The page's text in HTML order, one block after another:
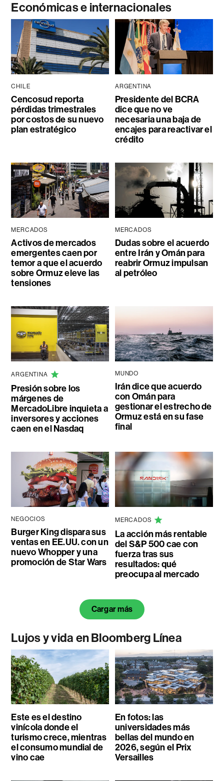
Económicas e internacionales
CHILE
Cencosud reporta
pérdidas trimestrales
por costos de su nuevo
plan estratégico
ARGENTINA
Presidente del BCRA
dice que no ve
necesaria una baja de
encajes para reactivar el
crédito
MERCADOS
Activos de mercados
emergentes caen por
temor a que el acuerdo
sobre Ormuz eleve las
tensiones
MERCADOS
Dudas sobre el acuerdo
entre Irán y Omán para
reabrir Ormuz impulsan
al petróleo
ARGENTINA
Presión sobre los
márgenes de
MercadoLibre inquieta a
inversores y acciones
caen en el Nasdaq
MUNDO
Irán dice que acuerdo
con Omán para
gestionar el estrecho de
Ormuz está en su fase
final
NEGOCIOS
Burger King dispara sus
ventas en EE.UU. con un
nuevo Whopper y una
promoción de Star Wars
MERCADOS
La acción más rentable
del S&P 500 cae con
fuerza tras sus
resultados: qué
preocupa al mercado
Cargar más
Lujos y vida en Bloomberg Línea
Este es el destino
vinícola donde el
turismo crece, mientras
el consumo mundial de
vino cae
En fotos: las
universidades más
bellas del mundo en
2026, según el Prix
Versailles